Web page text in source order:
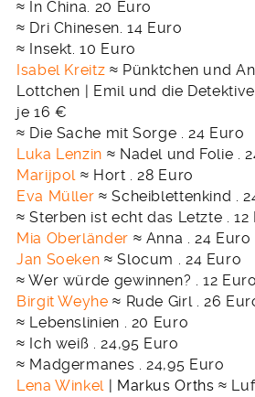
≈ In China. 20 Euro
≈ Dri Chinesen. 14 Euro
≈ Insekt. 10 Euro
Isabel Kreitz ≈ Pünktchen und
Lottchen | Emil und die
je 16 €
≈ Die Sache mit Sorge . 24 Euro
Luka Lenzin ≈ Nadel und Folie .
Marijpol ≈ Hort . 28 Euro
Eva Müller ≈ Scheiblettenkind .
≈ Sterben ist echt das Letzte . 12
Mia Oberländer ≈ Anna . 24 Euro
Jan Soeken ≈ Slocum . 24 Euro
≈ Wer würde gewinnen? . 12 Euro
Birgit Weyhe≈ Rude Girl . 26
≈ Lebenslinien . 20 Euro
≈ Ich weiß . 24,95 Euro
≈ Madgermanes . 24,95 Euro
Lena Winkel| Markus Orths ≈